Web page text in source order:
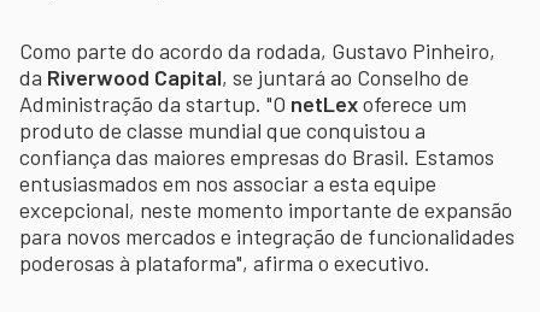
Como parte do acordo da rodada, Gustavo Pinheiro,
da Riverwood Capital, se juntará ao Conselho de
Administração da startup. "O netLexoferece um
produto de classe mundial que conquistou a
confiança das maiores empresas do Brasil. Estamos
entusiasmados em nos associar a esta equipe
excepcional, neste momento importante de expansão
para novos mercados e integração de funcionalidades
poderosas à plataforma", afirma o executivo.